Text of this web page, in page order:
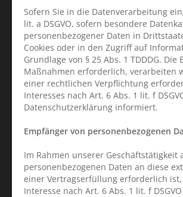
Sofern Sie in die Datenverarbeitung
lit. a DSGVO, sofern besondere
personenbezogener Daten in
Cookies oder in den Zugriff auf
Grundlage von § 25 Abs. 1 TDDDG.
Maßnahmen erforderlich, verarbeiten
einer rechtlichen Verpflichtung
Interesses nach Art. 6 Abs. 1 lit. f
Datenschutzerklärung informiert.
Empfänger von personenbezogenen
Im Rahmen unserer
personenbezogenen Daten an diese
einer Vertragserfüllung erforderlich
Interesse nach Art. 6 Abs. 1 lit. f